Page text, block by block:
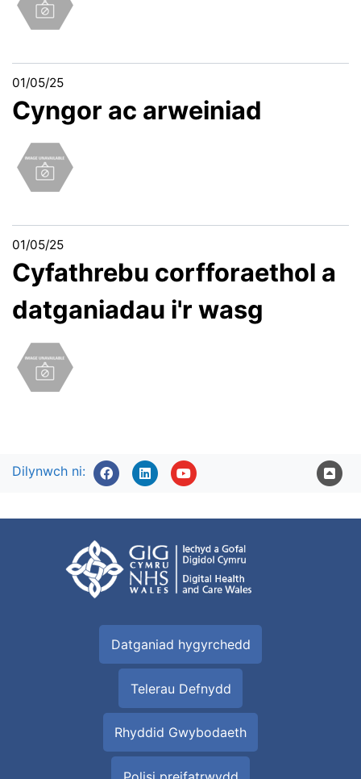
01/05/25
Cyngor ac arweiniad
01/05/25
Cyfathrebu corfforaethol a
datganiadau i'r wasg
Dilynwch ni:
Datganiad hygyrchedd
Telerau Defnydd
Rhyddid Gwybodaeth